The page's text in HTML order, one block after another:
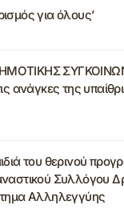
για όλους’
ανάγκες της
του θερινού
Συλλόγου
Αλληλεγγύης